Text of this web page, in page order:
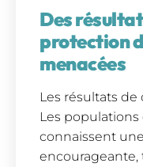
Des
protection
menacées
Les résultats
Les populations
connaissent